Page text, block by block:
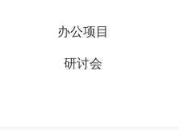
办公项目
研讨会